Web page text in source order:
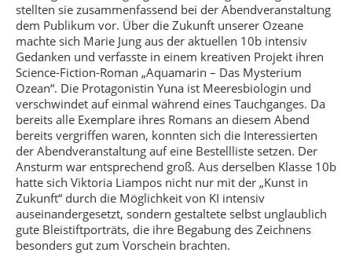
stellten sie zusammenfassend bei der Abendveranstaltung
dem Publikum vor. Über die Zukunft unserer Ozeane
machte sich Marie Jung aus der aktuellen 10b intensiv
Gedanken und verfasste in einem kreativen Projekt ihren
Science-Fiction-Roman „Aquamarin – Das Mysterium
Ozean“. Die Protagonistin Yuna ist Meeresbiologin und
verschwindet auf einmal während eines Tauchganges. Da
bereits alle Exemplare ihres Romans an diesem Abend
bereits vergriffen waren, konnten sich die Interessierten
der Abendveranstaltung auf eine Bestellliste setzen. Der
Ansturm war entsprechend groß. Aus derselben Klasse 10b
hatte sich Viktoria Liampos nicht nur mit der „Kunst in
Zukunft“ durch die Möglichkeit von KI intensiv
auseinandergesetzt, sondern gestaltete selbst unglaublich
gute Bleistiftporträts, die ihre Begabung des Zeichnens
besonders gut zum Vorschein brachten.